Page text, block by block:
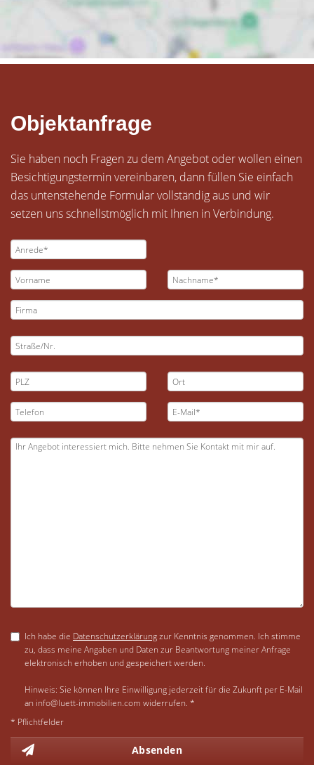
Objektanfrage
Sie haben noch Fragen zu dem Angebot oder wollen einen
Besichtigungstermin vereinbaren, dann füllen Sie einfach
das untenstehende Formular vollständig aus und wir
setzen uns schnellstmöglich mit Ihnen in Verbindung.
Ich habe die Datenschutzerklärungzur Kenntnis genommen. Ich stimme
zu, dass meine Angaben und Daten zur Beantwortung meiner Anfrage
elektronisch erhoben und gespeichert werden.
Hinweis: Sie können Ihre Einwilligung jederzeit für die Zukunft per E-Mail
an info@luett-immobilien.com widerrufen. *
* Pflichtfelder
Absenden